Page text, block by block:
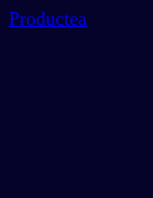
Productea